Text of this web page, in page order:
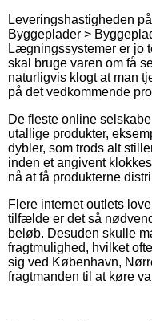
Leveringshastigheden
Byggeplader >
Lægningssystemer er jo
skal bruge varen om få
naturligvis klogt at man
på det vedkommende
De fleste online
utallige produkter,
dybler, som trods alt
inden et angivent
nå at få produkterne
Flere internet outlets
tilfælde er det så
beløb. Desuden skulle
fragtmulighed, hvilket
sig ved København,
fragtmanden til at køre